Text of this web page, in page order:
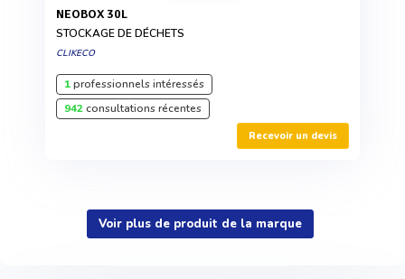
NEOBOX 30L
STOCKAGE DE DÉCHETS
CLIKECO
1professionnels intéressés
942consultations récentes
Recevoir un devis
Voir plus de produit de la marque